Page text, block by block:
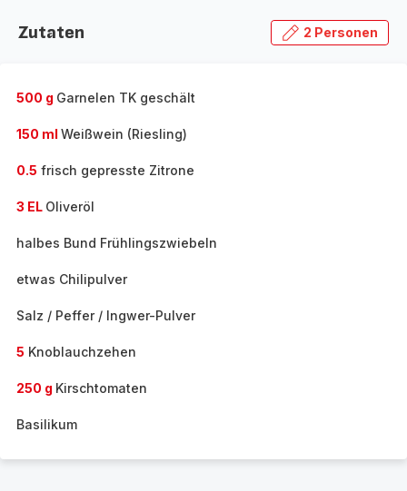
Zutaten 2 Personen
500 g Garnelen TK geschält
150 ml Weißwein (Riesling)
0.5 frisch gepresste Zitrone
3 EL Oliveröl
halbes Bund Frühlingszwiebeln
etwas Chilipulver
Salz / Peffer / Ingwer-Pulver
5 Knoblauchzehen
250 g Kirschtomaten
Basilikum